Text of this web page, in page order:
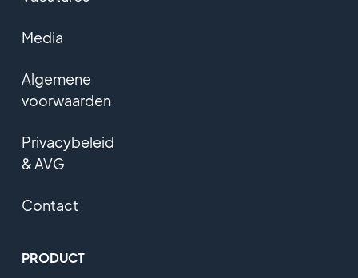
Media
Algemene
voorwaarden
Privacybeleid
& AVG
Contact
PRODUCT